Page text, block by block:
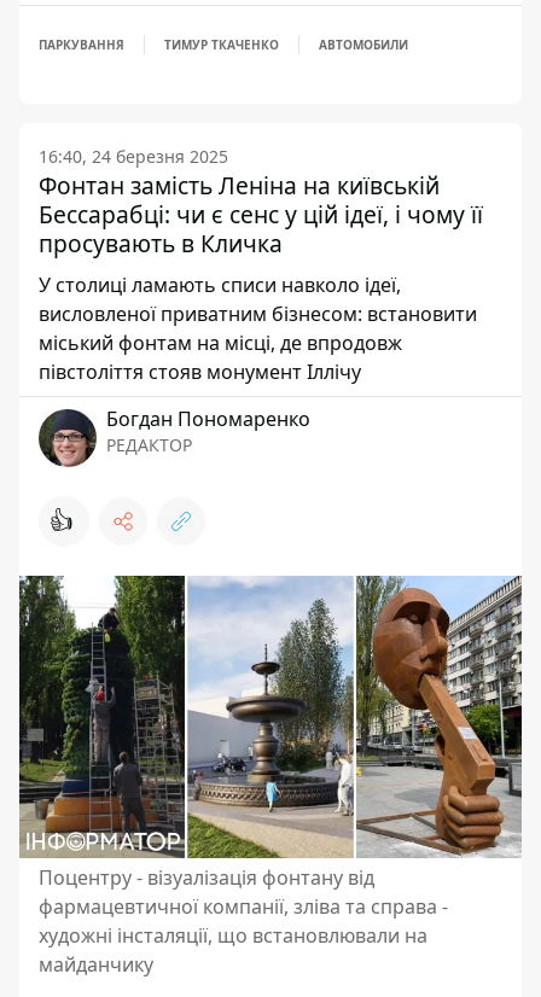
ПАРКУВАННЯ ТИМУР ТКАЧЕНКО АВТОМОБИЛИ
16:40, 24 березня 2025
Фонтан замість Леніна на київській
Бессарабці: чи є сенс у цій ідеї, і чому її
просувають в Кличка
У столиці ламають списи навколо ідеї,
висловленої приватним бізнесом: встановити
міський фонтам на місці, де впродовж
півстоліття стояв монумент Іллічу
Богдан Пономаренко
РЕДАКТОР
👍
Поцентру - візуалізація фонтану від
фармацевтичної компанії, зліва та справа -
художні інсталяції, що встановлювали на
майданчику